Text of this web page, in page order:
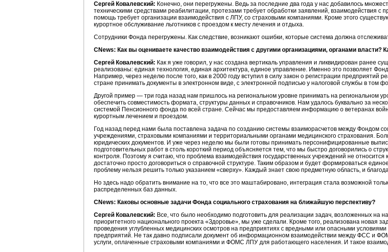
Сергей Ковалевский: Конечно, они перегружены. Ведь за последние два года у нас добавилось
техническими средствами реабилитации, протезами требует обработки заявлений, взаимодействия
помощь требует организации взаимодействия с ЛПУ, со страховыми компаниями. Кроме этого
курортное обслуживание льготников с проездом к месту лечения и отдыха.
Сотрудники Фонда перегружены. Как следствие, возникают ошибки, которые система должна
CNews: Как вы оцениваете качество взаимодействия с другими организациями, органами власти?
Сергей Ковалевский: Как я уже говорил, у нас создана вертикаль управления и ликвидирован ранее
реализованы: единая технология, единая архитектура, единое управление. Именно это позволяет
Например, через неделю после того, как в 2000 году вступил в силу закон о регистрации
стране принимать документы в электронном виде, с электронной подписью у налоговой службы в том
Другой пример — три года назад нам пришлось на региональном уровне принимать на региональном
обеспечить совместимость формата, структуры данных и справочников. Нам удалось буквально за
системой Пенсионного фонда по всей стране. Сейчас мы предоставляем информацию о ветеранах
курортным лечением и проездом.
Год назад перед нами была поставлена задача по созданию системы взаиморасчетов между Фондом
учреждениями, страховыми компаниями и территориальными органами медицинского страхования.
юридических документов. И уже через неделю мы были готовы принимать персонифицированные
подготовительных работ в столь короткий период объясняется тем, что мы быстро договорились о
контроля. Поэтому я считаю, что проблема взаимодействия государственных учреждений не
достаточно просто договориться о справочной структуре. Таким образом и будет формироваться
проблему нельзя решить только указанием «сверху». Каждый знает свою предметную область, и
Но здесь надо обратить внимание на то, что все это маштабировано, интеграция стала возможной
распределенных баз данных.
CNews: Каковы основные задачи Фонда социального страхования на ближайшую перспективу?
Сергей Ковалевский: Все, что было необходимо подготовить для реализации задач, возложенных на
приоритетного национального проекта «Здоровье», мы уже сделали. Кроме того, реализована новая
проведения углубленных медицинских осмотров на предприятиях с вредными или опасными
предприятий. Не так давно подписали документ об информационном взаимодействии между ФСС и
услуги, оплаченные страховыми компаниями и ФОМС ЛПУ для работающего населения. И такое